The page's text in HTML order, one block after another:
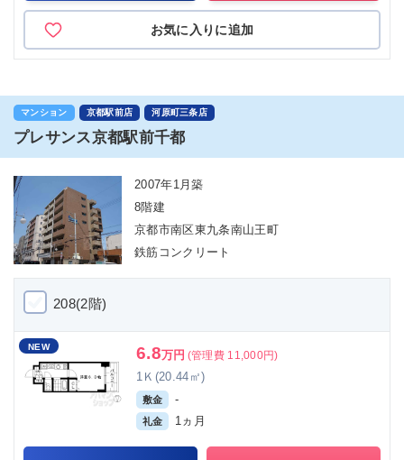
お気に入りに追加
マンション 京都駅前店 河原町三条店
プレサンス京都駅前千都
2007年1月築
8階建
京都市南区東九条南山王町
鉄筋コンクリート
208(2階)
NEW 6.8万円 (管理費 11,000円)
1Ｋ(20.44㎡)
敷金 -
礼金 1ヵ月